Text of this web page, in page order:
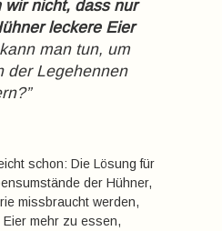
wir nicht, dass nur
leckere Eier
man tun, um
der Legehennen
schon: Die Lösung für
der Hühner,
missbraucht werden,
mehr zu essen,